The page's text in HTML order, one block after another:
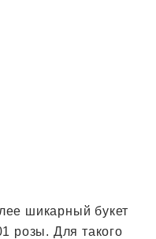
шикарный букет
розы. Для такого